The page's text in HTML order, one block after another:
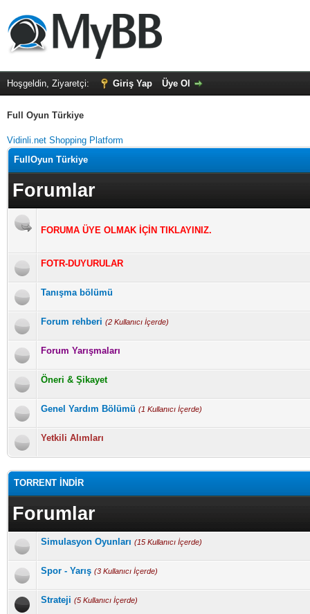
Hoşgeldin, Ziyaretçi: Giriş Yap Üye Ol
Full Oyun Türkiye
Vidinli.net Shopping Platform
FullOyun Türkiye
Forumlar
FORUMA ÜYE OLMAK İÇİN TIKLAYINIZ.
FOTR-DUYURULAR
Tanışma bölümü
Forum rehberi (2 Kullanıcı İçerde)
Forum Yarışmaları
Öneri & Şikayet
Genel Yardım Bölümü (1 Kullanıcı İçerde)
Yetkili Alımları
TORRENT İNDİR
Forumlar
Simulasyon Oyunları (15 Kullanıcı İçerde)
Spor - Yarış (3 Kullanıcı İçerde)
Strateji (5 Kullanıcı İçerde)